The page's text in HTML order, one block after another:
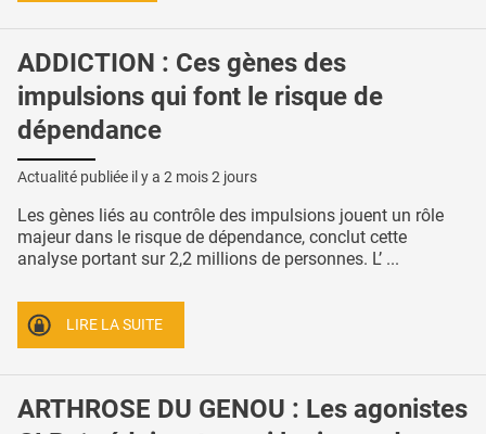
ADDICTION : Ces gènes des
impulsions qui font le risque de
dépendance
Actualité publiée il y a 2 mois 2 jours
Les gènes liés au contrôle des impulsions jouent un rôle
majeur dans le risque de dépendance, conclut cette
analyse portant sur 2,2 millions de personnes. L’ ...
LIRE LA SUITE
ARTHROSE DU GENOU : Les agonistes